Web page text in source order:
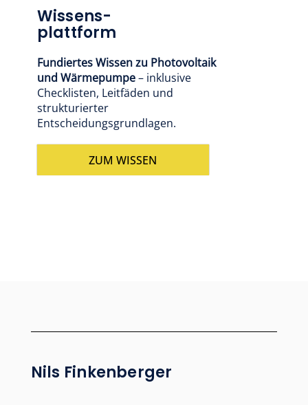
Wissens-
plattform
Fundiertes Wissen zu Photovoltaik
und Wärmepumpe– inklusive
Checklisten, Leitfäden und
strukturierter
Entscheidungsgrundlagen.
ZUM WISSEN
Nils Finkenberger